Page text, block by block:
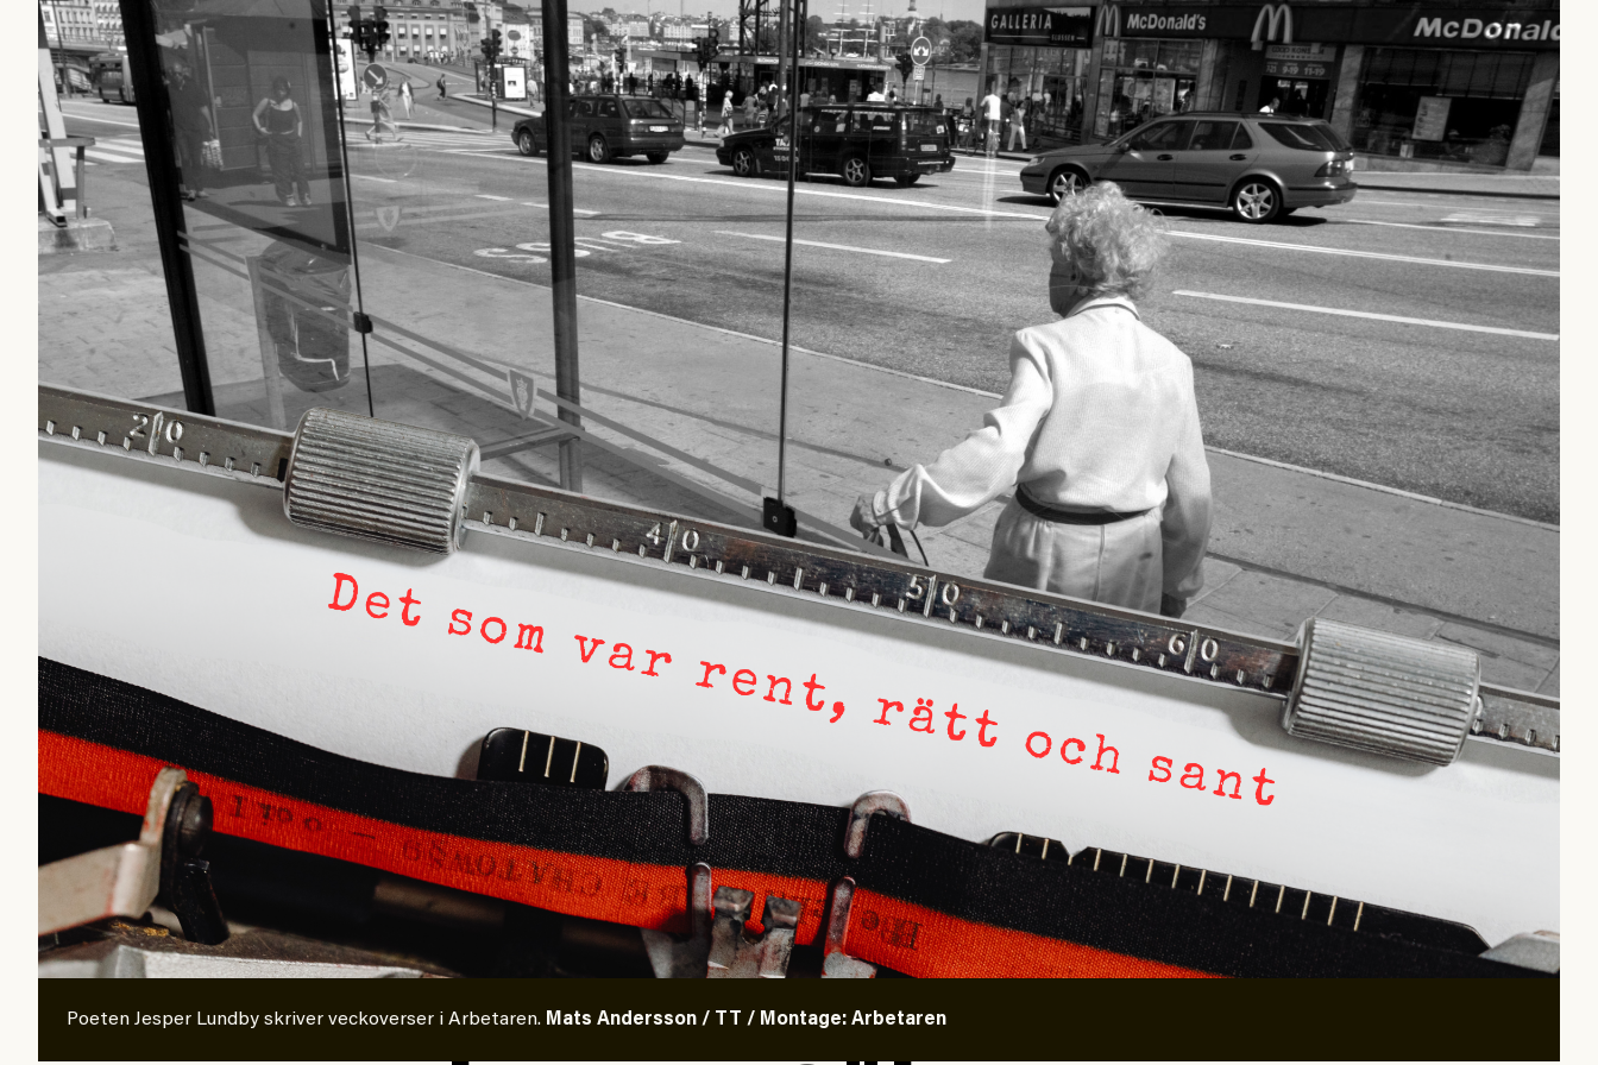
beundran. Det har i alla fall fungerat för Dagens ETC.
Det är två specifika artiklar som Kuhn och Sassarinis-McGowan riktar
sin kritik mot.
Först ut är ”Mystiska mannen förföljde ministern – utpekas som israelisk
infiltratör” som de menar bland annat eldar på ryktesspridning, är
otillräckligt anonymiserad och gör tveksamma nedslag i en persons
bakgrund. Sedan handlar det om en annan granskning, ”Därför blev jag
Säpo-informatör i den autonoma vänstern
”, som de anser ”blandar två
saker som inte ska blandas”, det vill säga både hur en Säpo-resurs
rekryteras och vad hon möter i den autonoma miljön.
Kuhn och Sassarinis-McGowan hävdar att Dagens ETC arbetar med
”opålitliga källor” för att istället prioritera ”sensationalism och
klickbete”. Nej, klickbete är inte intressant för Dagens ETC.
Journalistiken är låst. En klatschig men korrekt rubrik gör
förhoppningsvis att en nyfiken beställer prenumeration, men den avslutas
sekunder senare om inte journalistiken levererar substans. Självklart
bygger dessa granskningar på olika källor, alltifrån domar till en mängd
intervjupersoner, inklusive generös möjlighet att bemöta för såväl
personen vars motiv att engagera sig i Palestinarörelsen ifrågasätts som
de grupper där Säpo-resursen samlade in uppgifter. Researchen är
grundlig.
Möjligen är det egentligen inte journalistikens metod som stör?
Kuhn och Sassarinis-McGowan återkommer till att artiklarna ”inte är bra
Poeten Jesper Lundby skriver veckoverser i Arbetaren. Mats Andersson / TT / Montage: Arbetaren